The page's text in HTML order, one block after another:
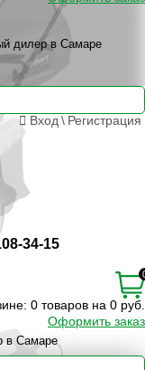
дилер в Самаре
Вход \ Регистрация
34-15
0 товаров на 0 руб.
Оформить заказ
в Самаре